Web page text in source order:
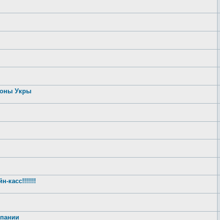
Укры
касс!!!!!!!